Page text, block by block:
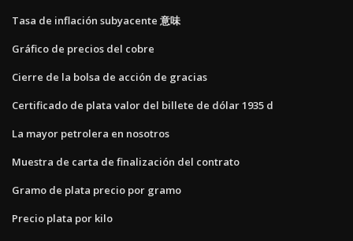
Tasa de inflación subyacente 意味
Gráfico de precios del cobre
Cierre de la bolsa de acción de gracias
Certificado de plata valor del billete de dólar 1935 d
La mayor petrolera en nosotros
Muestra de carta de finalización del contrato
Gramo de plata precio por gramo
Precio plata por kilo